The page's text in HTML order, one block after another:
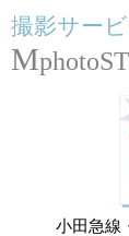
撮影サービ
M
小田急線